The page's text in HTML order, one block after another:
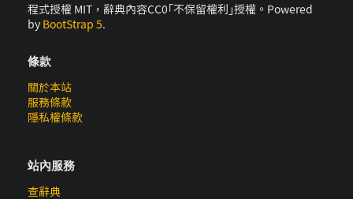
程式授權 MIT，辭典內容CC0｢不保留權利｣授權。Powered
by BootStrap 5.
條款
關於本站
服務條款
隱私權條款
站內服務
查辭典